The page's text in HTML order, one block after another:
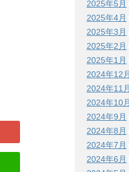
2025年5月
2025年4月
2025年3月
2025年2月
2025年1月
2024年12月
2024年11月
2024年10月
2024年9月
2024年8月
2024年7月
2024年6月